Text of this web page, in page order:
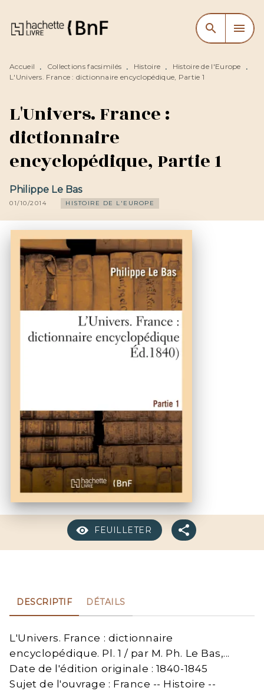
MENU RECHERCHE
CONTENU
search menu
Accueil • Collections facsimilés • Histoire • Histoire de l'Europe
•
L'Univers. France : dictionnaire encyclopédique, Partie 1
L'Univers. France :
dictionnaire
encyclopédique, Partie 1
Philippe Le Bas
01/10/2014 HISTOIRE DE L'EUROPE
FEUILLETER
DESCRIPTIF DÉTAILS
L'Univers. France : dictionnaire
encyclopédique. Pl. 1 / par M. Ph. Le Bas,...
Date de l'édition originale : 1840-1845
Sujet de l'ouvrage : France -- Histoire --